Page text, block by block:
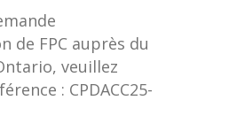
de FPC auprès du
veuillez
: CPDACC25-